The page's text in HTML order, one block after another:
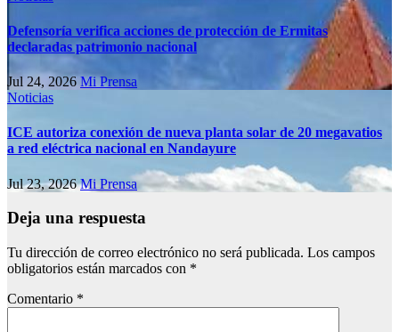
Defensoría verifica acciones de protección de Ermitas
declaradas patrimonio nacional
Jul 24, 2026Mi Prensa
Noticias
ICE autoriza conexión de nueva planta solar de 20 megavatios
a red eléctrica nacional en Nandayure
Jul 23, 2026Mi Prensa
Deja una respuesta
Tu dirección de correo electrónico no será publicada. Los campos
obligatorios están marcados con *
Comentario *